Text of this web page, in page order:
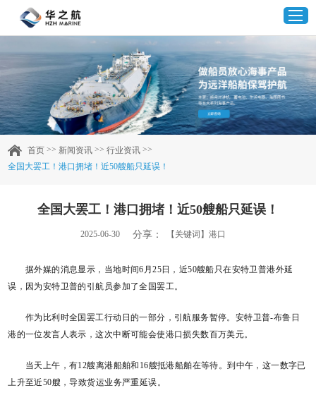
首页
产品中心
企业实力
客户案例
联系我们
首页 >> 新闻资讯 >>行业资讯 >>
全国大罢工！港口拥堵！近50艘船只延误！
全国大罢工！港口拥堵！近50艘船只延误！
2025-06-30 分享： 【关键词】港口
据外媒的消息显示，当地时间6月25日，近50艘船只在安特卫普港外延
误，因为安特卫普的引航员参加了全国罢工。
作为比利时全国罢工行动日的一部分，引航服务暂停。安特卫普-布鲁日
港的一位发言人表示，这次中断可能会使港口损失数百万美元。
当天上午，有12艘离港船舶和16艘抵港船舶在等待。到中午，这一数字已
上升至近50艘，导致货运业务严重延误。